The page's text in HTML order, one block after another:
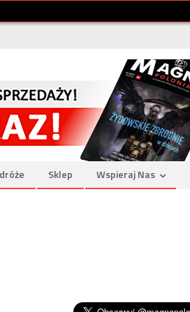
Sklep Wspieraj Nas